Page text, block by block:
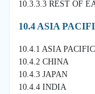
10.3.3.3 REST OF
10.4 ASIA
10.4.1 ASIA
10.4.2 CHINA
10.4.3 JAPAN
10.4.4 INDIA